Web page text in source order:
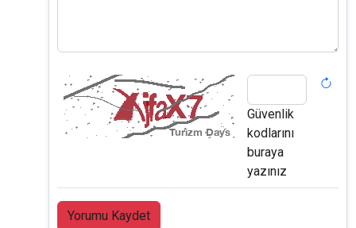
Güvenlik
kodlarını
buraya
yazınız
Yorumu Kaydet